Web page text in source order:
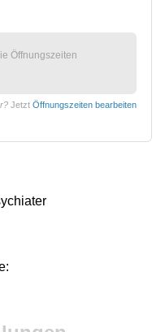
Öffnungszeiten
Jetzt Öffnungszeiten bearbeiten